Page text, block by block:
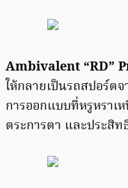
Ambivalent “RD”
ให้กลายเป็นรถสปอร์ต
การออกแบบที่หรูหรา
ตระการตา และประสิ